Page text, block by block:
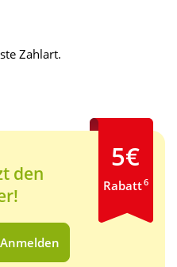
Zahlart.
den
Anmelden
5€
Rabatt6